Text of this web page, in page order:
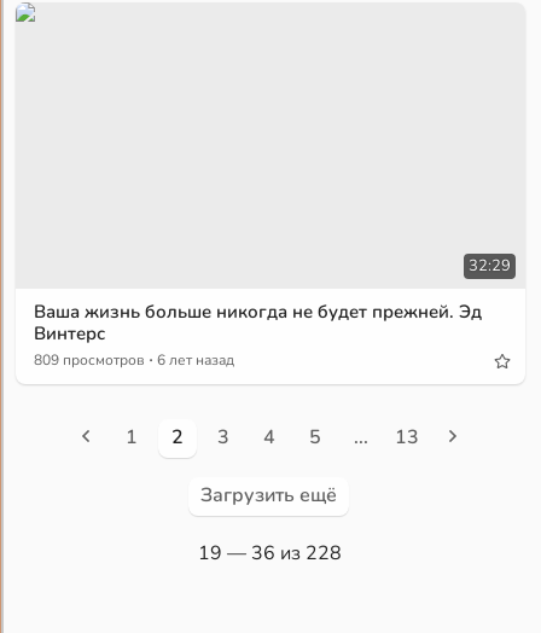
32:29
Ваша жизнь больше никогда не будет прежней. Эд
Винтерс
809 просмотров · 6 лет назад
1 2 3 4 5 ... 13
Загрузить ещё
19 — 36 из 228